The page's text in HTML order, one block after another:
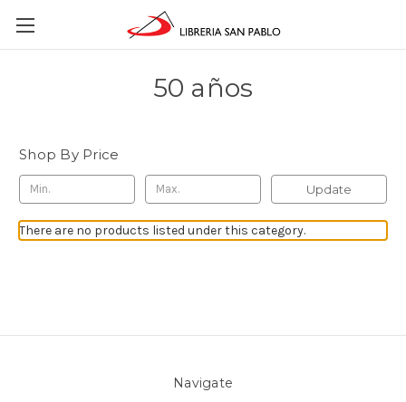
50 años
Shop By Price
Update
There are no products listed under this category.
Navigate